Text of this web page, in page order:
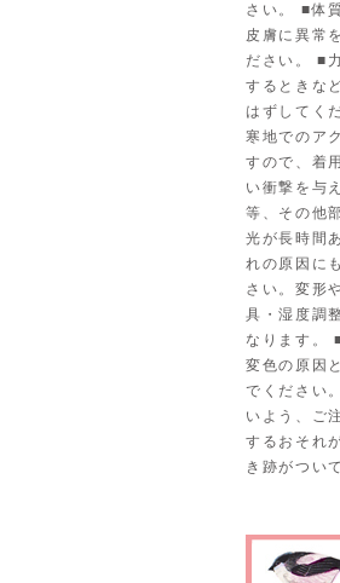
さい。 ■体
皮膚に異常
ださい。 ■
するときな
はずしてく
寒地でのア
すので、着
い衝撃を与
等、その他
光が長時間
れの原因に
さい。変形
具・湿度調
なります。
変色の原因
でください
いよう、ご
するおそれ
き跡がつい